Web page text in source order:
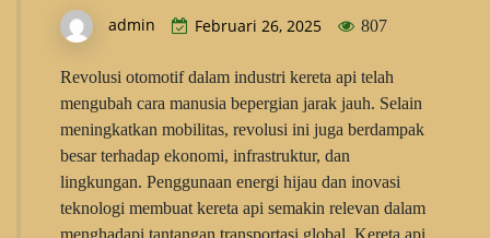
admin Februari 26, 2025 807
Revolusi otomotif dalam industri kereta api telah
mengubah cara manusia bepergian jarak jauh. Selain
meningkatkan mobilitas, revolusi ini juga berdampak
besar terhadap ekonomi, infrastruktur, dan
lingkungan. Penggunaan energi hijau dan inovasi
teknologi membuat kereta api semakin relevan dalam